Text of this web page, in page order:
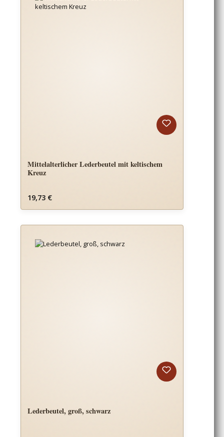
Mittelalterlicher Lederbeutel mit keltischem
Kreuz
Regulärer Preis:
19,73 €
Lederbeutel, groß, schwarz